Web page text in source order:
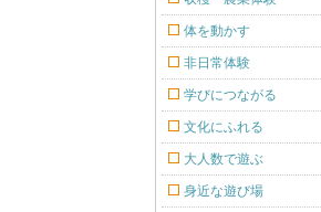
体を動かす
非日常体験
学びにつながる
文化にふれる
大人数で遊ぶ
身近な遊び場